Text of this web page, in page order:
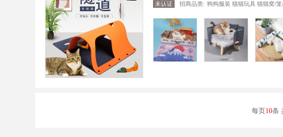
未认证 招商品类: 狗狗服装 猫猫玩具 猫猫窝/笼
每页 10条